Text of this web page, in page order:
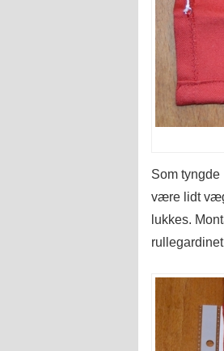
Som
være lidt
lukkes.